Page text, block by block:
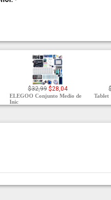
$32,99 $28,04
ELEGOO Conjunto Medio de
Inic
Tablet